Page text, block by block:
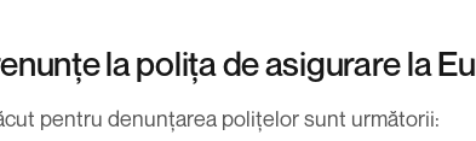
la polița de asigurare la
pentru denunțarea polițelor sunt următorii: